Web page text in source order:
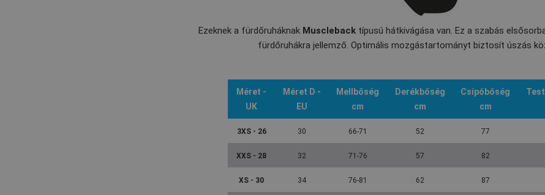
Ezeknek a fürdőruháknak Muscleback típusú hátkivágása van. Ez a szabás
fürdőruhákra jellemző. Optimális mozgástartományt biztosít úszás
Méret -
UK
Méret D -
EU
Mellbőség
cm
Derékbőség
cm
Csípőbőség
cm
3XS - 26 30 66-71 52 77
XXS - 28 32 71-76 57 82
XS - 30 34 76-81 62 87